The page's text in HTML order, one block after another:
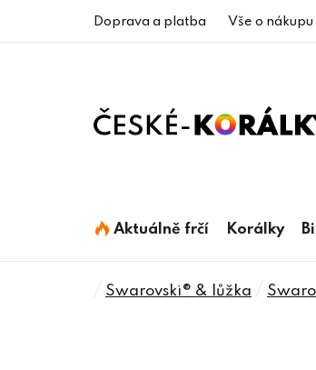
Doprava a platba Vše o nákupu
Aktuálně frčí Korálky
Domů
Swarovski® & lůžka